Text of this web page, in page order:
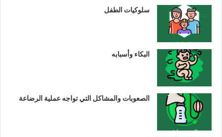
سلوكيات الطفل
البكاء وأسبابه
الصعوبات والمشاكل التي تواجه عملية الرضاعة